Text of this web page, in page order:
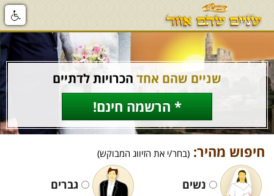
שניים שהם אחד הכרויות לדתיים
* הרשמה חינם!
חיפוש מהיר: (בחר/י את הזיווג המבוקש)
נשים גברים